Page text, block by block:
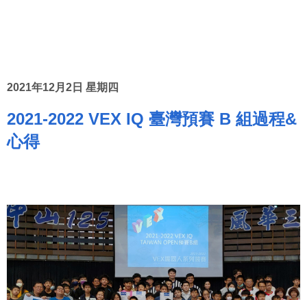
2021年12月2日 星期四
2021-2022 VEX IQ 臺灣預賽 B 組過程&
心得